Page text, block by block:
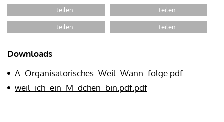
Downloads
A_Organisatorisches_Weil_Wann_folge.pdf
weil_ich_ein_M_dchen_bin.pdf.pdf